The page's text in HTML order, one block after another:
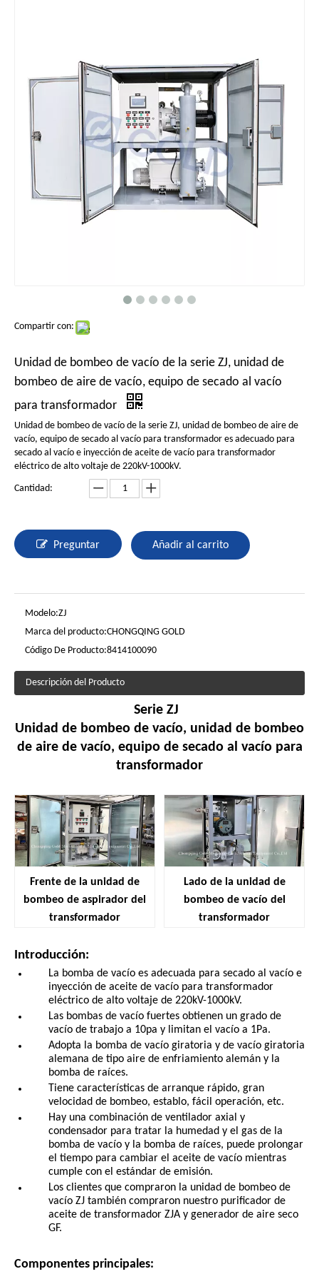
Compartir con:
Unidad de bombeo de vacío de la serie ZJ, unidad de
bombeo de aire de vacío, equipo de secado al vacío
para transformador
Unidad de bombeo de vacío de la serie ZJ, unidad de bombeo de aire de
vacío, equipo de secado al vacío para transformador es adecuado para
secado al vacío e inyección de aceite de vacío para transformador
eléctrico de alto voltaje de 220kV-1000kV.
Cantidad:
Preguntar Añadir al carrito
Modelo:ZJ
Marca del producto:CHONGQING GOLD
Código De Producto:8414100090
Descripción del Producto
Serie ZJ
Unidad de bombeo de vacío, unidad de bombeo
de aire de vacío, equipo de secado al vacío para
transformador
Frente de la unidad de
bombeo de aspirador del
transformador
Lado de la unidad de
bombeo de vacío del
transformador
Introducción:
La bomba de vacío es adecuada para secado al vacío e
inyección de aceite de vacío para transformador
eléctrico de alto voltaje de 220kV-1000kV.
Las bombas de vacío fuertes obtienen un grado de
vacío de trabajo a 10pa y limitan el vacío a 1Pa.
Adopta la bomba de vacío giratoria y de vacío giratoria
alemana de tipo aire de enfriamiento alemán y la
bomba de raíces.
Tiene características de arranque rápido, gran
velocidad de bombeo, establo, fácil operación, etc.
Hay una combinación de ventilador axial y
condensador para tratar la humedad y el gas de la
bomba de vacío y la bomba de raíces, puede prolongar
el tiempo para cambiar el aceite de vacío mientras
cumple con el estándar de emisión.
Los clientes que compraron la unidad de bombeo de
vacío ZJ también compraron nuestro purificador de
aceite de transformador ZJA y generador de aire seco
GF.
Componentes principales: